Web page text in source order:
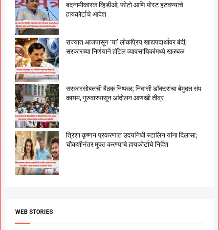
बदनामीकारक व्हिडीओ, फोटो आणि पोस्ट हटवण्याचे
हायकोर्टाचे आदेश
राज्यात आजपासून ‘या’ लोकप्रिय खाद्यपदार्थावर बंदी;
सरकारच्या निर्णयाने हॉटेल व्यावसायिकांमध्ये खळबळ
सरकारसोबतची बैठक निष्फळ; निवासी डॉक्टरांचा बेमुदत संप
कायम, गुरुवारपासून आंदोलन आणखी तीव्र
त्रिशा कृष्णन प्रकरणात उदयनिधी स्टालिन यांना दिलासा;
चौकशीनंतर मुक्त करण्याचे हायकोर्टाचे निर्देश
WEB STORIES